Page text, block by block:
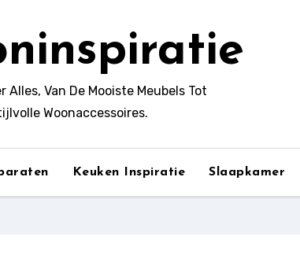
Alles, Van De Mooiste Meubels Tot
Woonaccessoires.
Keuken Inspiratie Slaapkamer